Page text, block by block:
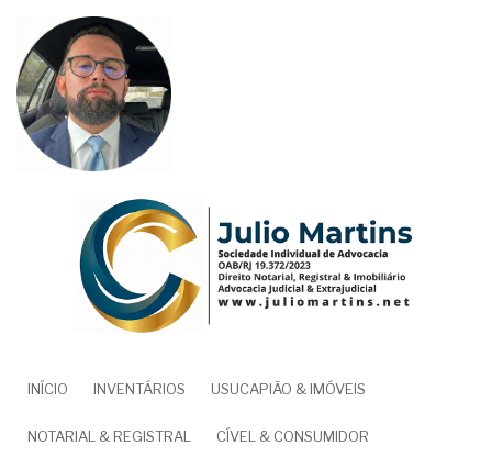
para
conteúdo
principal
NAVEGAÇÃO
PRINCIPAL
INÍCIO INVENTÁRIOS USUCAPIÃO & IMÓVEIS
NOTARIAL & REGISTRAL CÍVEL & CONSUMIDOR